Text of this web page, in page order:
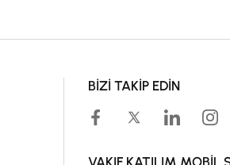
BİZİ TAKİP EDİN
VAKIF KATILIM MOBİL